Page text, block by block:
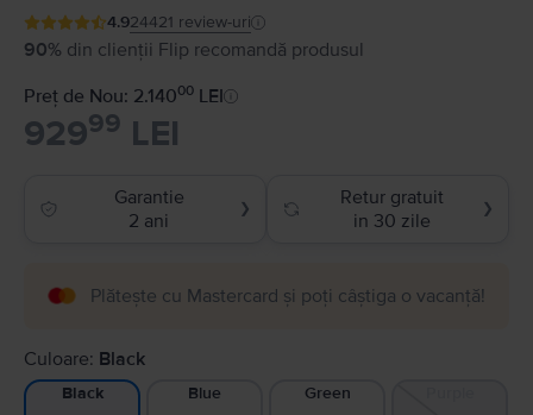
4.924421 review-uri
90% din clienții Flip recomandă produsul
Preț de Nou: 2.14000 LEI
92999 LEI
Garantie
2 ani
❯
Retur gratuit
in 30 zile
❯
Plătește cu Mastercard și poți câștiga o vacanță!
Culoare: Black
Black Blue Green